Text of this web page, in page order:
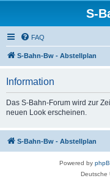
S-
FAQ
S-Bahn-Bw - Abstellplan
Information
Das S-Bahn-Forum wird zur
neuen Look erscheinen.
S-Bahn-Bw - Abstellplan
Powered by
Deutsche